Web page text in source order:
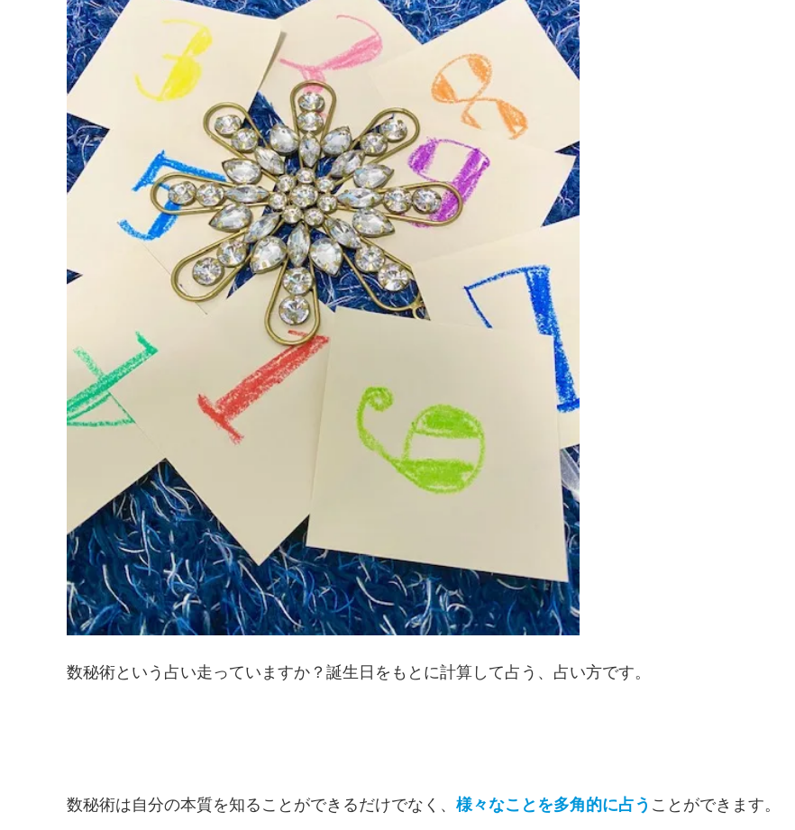
数秘術という占い走っていますか？誕生日をもとに計算して占う、占い方です。
数秘術は自分の本質を知ることができるだけでなく、 様々なことを多角的に占う ことができます。